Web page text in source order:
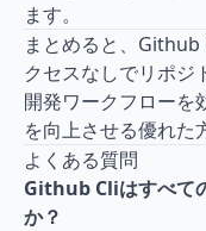
ます。
まとめると、
クセスなしでリポジ
開発ワークフローを
を向上させる優れた
よくある質問
Github Cliはすべて
か？